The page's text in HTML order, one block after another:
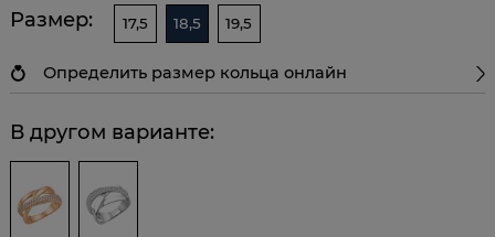
Размер:
17,5 18,5 19,5
Определить размер кольца онлайн
В другом варианте: